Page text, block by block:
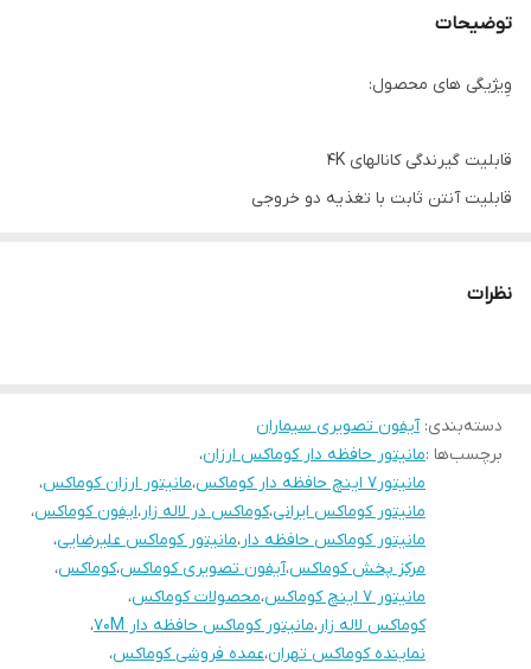
توضیحات
وِیژیگی های محصول:
قابلیت گیرندگی کانالهای 4K
قابلیت آنتن ثابت با تغذیه دو خروجی
نویز بسیار کم
گارانتی 12 ماهه
نظرات
دسته‌بندی:آیفون تصویری سیماران
برچسب‌ها :مانیتور حافظه دار کوماکس ارزان،
مانیتور۷ اینچ حافظه دار کوماکس
،مانیتور ارزان کوماکس،
مانیتور کوماکس ایرانی،کوماکس در لاله زار،ایفون کوماکس،
مانیتور کوماکس حافظه دار،مانیتور کوماکس علیرضایی،
مرکز پخش کوماکس،آیفون تصویری کوماکس،کوماکس،
مانیتور ۷ اینچ کوماکس
،محصولات کوماکس،
کوماکس لاله زار،مانیتور کوماکس حافظه دار 70M
،
نماینده کوماکس تهران،عمده فروشی کوماکس،